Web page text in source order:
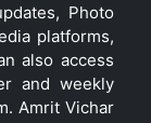
Photo
platforms,
also access
and weekly
Amrit Vichar